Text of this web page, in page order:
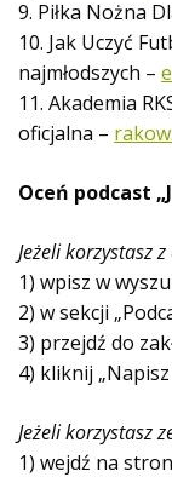
9. Piłka Nożna
10. Jak Uczyć
najmłodszych –
11. Akademia
oficjalna –
Oceń podcast
Jeżeli korzystasz
1) wpisz w
2) w sekcji
3) przejdź do
4) kliknij „Napisz
Jeżeli korzystasz
1) wejdź na